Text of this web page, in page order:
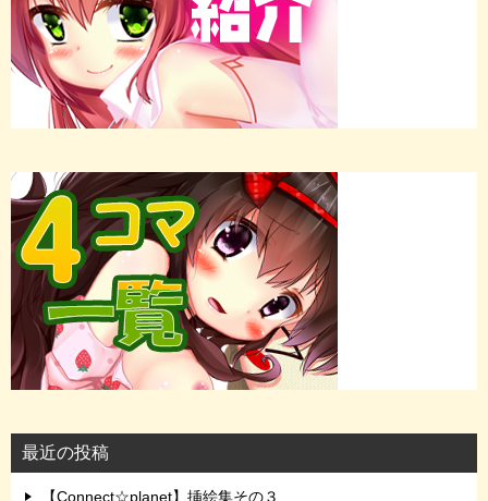
最近の投稿
【Connect☆planet】挿絵集その３